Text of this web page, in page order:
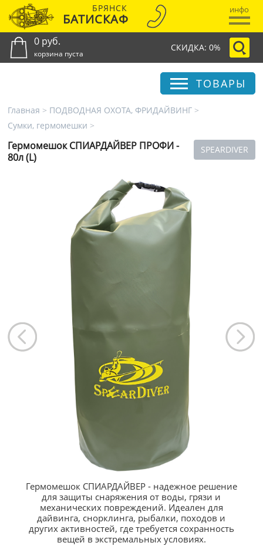
БРЯНСК
БАТИСКАФ
инфо
0 руб.
корзина пуста
СКИДКА: 0%
ТОВАРЫ
Главная > ПОДВОДНАЯ ОХОТА, ФРИДАЙВИНГ >
Сумки, гермомешки >
SPEARDIVER
Гермомешок СПИАРДАЙВЕР ПРОФИ -
80л (L)
Гермомешок СПИАРДАЙВЕР - надежное решение
для защиты снаряжения от воды, грязи и
механических повреждений. Идеален для
дайвинга, снорклинга, рыбалки, походов и
других активностей, где требуется сохранность
вещей в экстремальных условиях.